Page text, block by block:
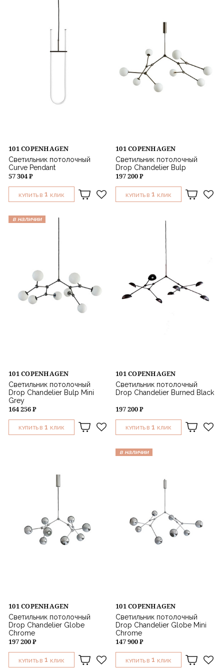
101 COPENHAGEN
Светильник потолочный
Curve Pendant
57 304 ₽
КУПИТЬ В 1 КЛИК
101 COPENHAGEN
Светильник потолочный
Drop Chandelier Bulp
197 200 ₽
КУПИТЬ В 1 КЛИК
в наличии
101 COPENHAGEN
Светильник потолочный
Drop Chandelier Bulp Mini
Grey
164 256 ₽
КУПИТЬ В 1 КЛИК
101 COPENHAGEN
Светильник потолочный
Drop Chandelier Burned Black
197 200 ₽
КУПИТЬ В 1 КЛИК
101 COPENHAGEN
Светильник потолочный
Drop Chandelier Globe
Chrome
197 200 ₽
КУПИТЬ В 1 КЛИК
в наличии
101 COPENHAGEN
Светильник потолочный
Drop Chandelier Globe Mini
Chrome
147 900 ₽
КУПИТЬ В 1 КЛИК